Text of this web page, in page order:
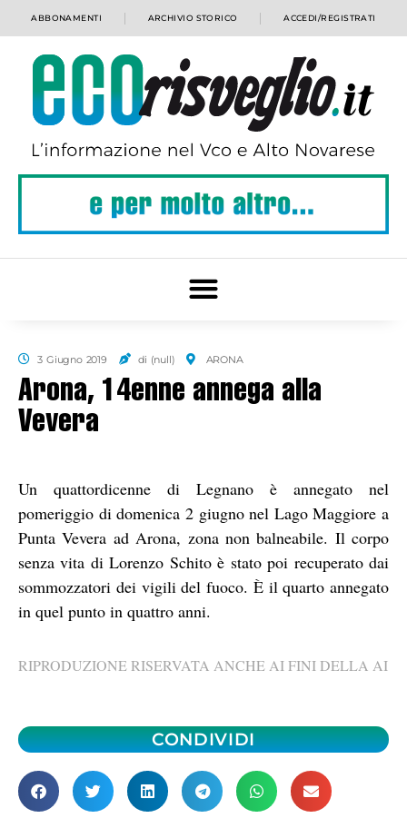
ABBONAMENTI ARCHIVIO STORICO ACCEDI/REGISTRATI
3 Giugno 2019 di (null) ARONA
Arona, 14enne annega alla
Vevera
Un quattordicenne di Legnano è annegato nel
pomeriggio di domenica 2 giugno nel Lago Maggiore a
Punta Vevera ad Arona, zona non balneabile. Il corpo
senza vita di Lorenzo Schito è stato poi recuperato dai
sommozzatori dei vigili del fuoco. È il quarto annegato
in quel punto in quattro anni.
RIPRODUZIONE RISERVATA ANCHE AI FINI DELLA AI
CONDIVIDI